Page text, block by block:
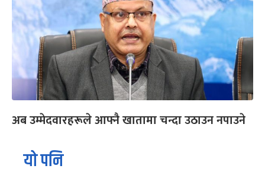
अब उम्मेदवारहरूले आफ्नै खातामा चन्दा उठाउन नपाउने
यो पनि